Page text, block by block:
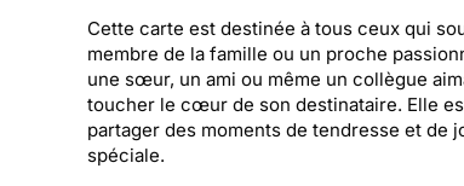
Cette carte est destinée à tous ceux qui
membre de la famille ou un proche
une sœur, un ami ou même un collègue
toucher le cœur de son destinataire. Elle
partager des moments de tendresse et de
spéciale.